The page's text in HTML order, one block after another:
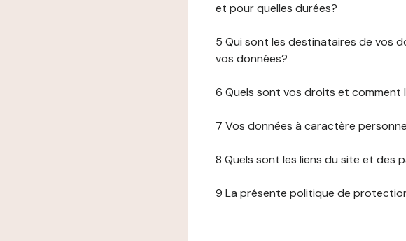
et pour quelles durées?
5 Qui sont les destinataires de vos
vos données?
6 Quels sont vos droits et comment
7 Vos données à caractère
8 Quels sont les liens du site et des
9 La présente politique de